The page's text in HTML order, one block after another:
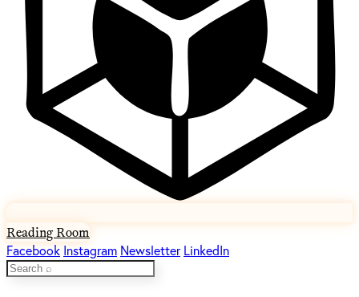
Reading Room
Facebook Instagram Newsletter LinkedIn